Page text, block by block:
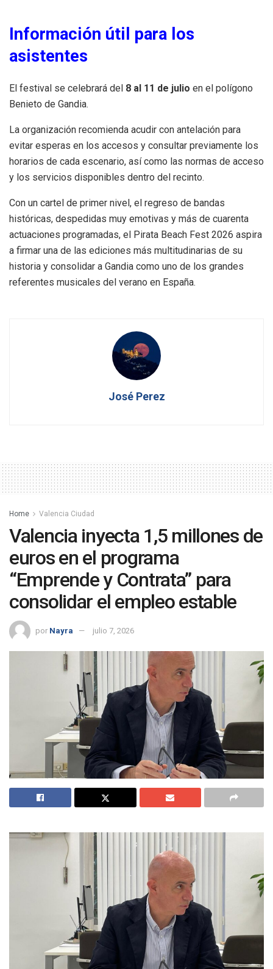
Información útil para los
asistentes
El festival se celebrará del 8 al 11 de julio en el polígono
Benieto de Gandia.
La organización recomienda acudir con antelación para
evitar esperas en los accesos y consultar previamente los
horarios de cada escenario, así como las normas de acceso
y los servicios disponibles dentro del recinto.
Con un cartel de primer nivel, el regreso de bandas
históricas, despedidas muy emotivas y más de cuarenta
actuaciones programadas, el Pirata Beach Fest 2026 aspira
a firmar una de las ediciones más multitudinarias de su
historia y consolidar a Gandia como uno de los grandes
referentes musicales del verano en España.
José Perez
Home Valencia Ciudad
Valencia inyecta 1,5 millones de
euros en el programa
“Emprende y Contrata” para
consolidar el empleo estable
por Nayra julio 7, 2026